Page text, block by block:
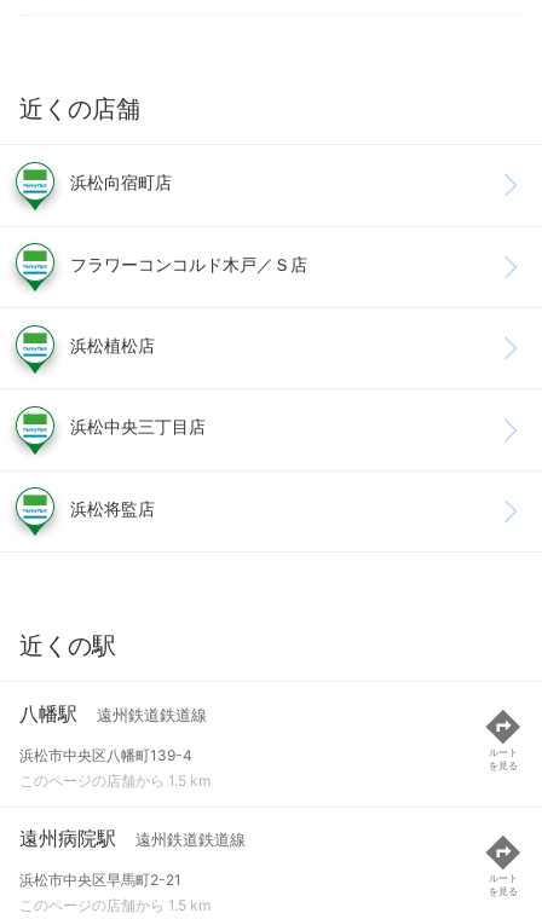
近くの店舗
浜松向宿町店
フラワーコンコルド木戸／Ｓ店
浜松植松店
浜松中央三丁目店
浜松将監店
近くの駅
八幡駅 遠州鉄道鉄道線
浜松市中央区八幡町139-4
このページの店舗から 1.5 km
ルート
を見る
遠州病院駅 遠州鉄道鉄道線
浜松市中央区早馬町2-21
このページの店舗から 1.5 km
ルート
を見る